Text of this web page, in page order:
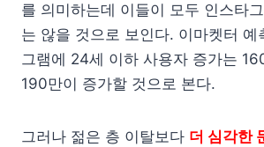
를 의미하는데 이들이 모두 인스타
는 않을 것으로 보인다. 이마켓터 예
그램에 24세 이하 사용자 증가는
190만이 증가할 것으로 본다.
그러나 젊은 층 이탈보다 더 심각한